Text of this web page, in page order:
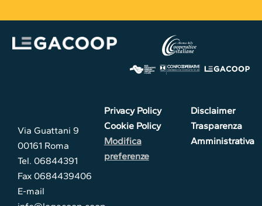
Via Guattani 9
00161 Roma
Tel. 06844391
Fax 0684439406
E-mail
Privacy Policy
Cookie Policy
Modifica
preferenze
Disclaimer
Trasparenza
Amministrativa